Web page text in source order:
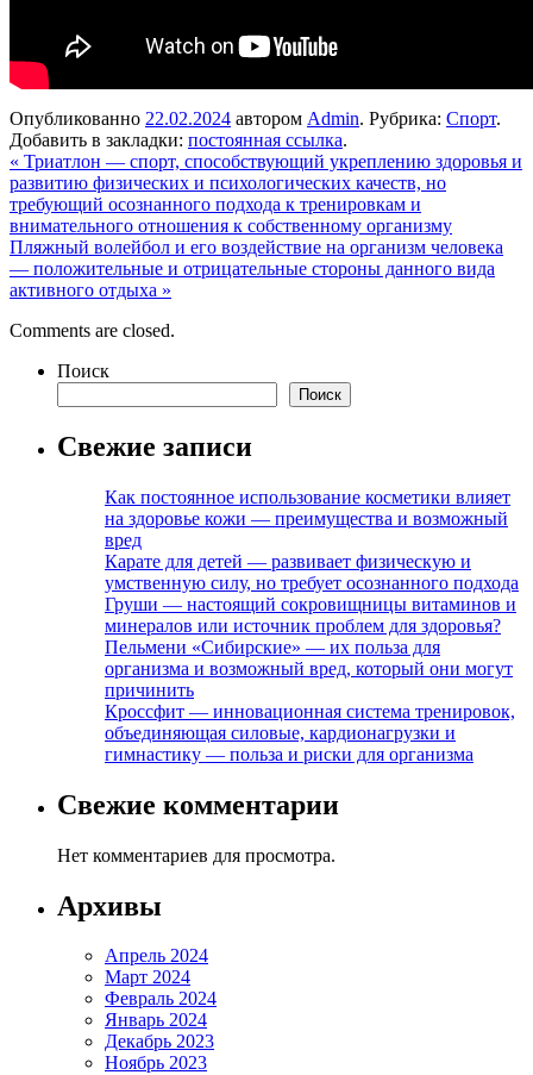
Опубликованно 22.02.2024 автором Admin. Рубрика: Спорт.
Добавить в закладки: постоянная ссылка.
« Триатлон — спорт, способствующий укреплению здоровья и
развитию физических и психологических качеств, но
требующий осознанного подхода к тренировкам и
внимательного отношения к собственному организму
Пляжный волейбол и его воздействие на организм человека
— положительные и отрицательные стороны данного вида
активного отдыха »
Comments are closed.
Поиск
Поиск
Свежие записи
Как постоянное использование косметики влияет
на здоровье кожи — преимущества и возможный
вред
Карате для детей — развивает физическую и
умственную силу, но требует осознанного подхода
Груши — настоящий сокровищницы витаминов и
минералов или источник проблем для здоровья?
Пельмени «Сибирские» — их польза для
организма и возможный вред, который они могут
причинить
Кроссфит — инновационная система тренировок,
объединяющая силовые, кардионагрузки и
гимнастику — польза и риски для организма
Свежие комментарии
Нет комментариев для просмотра.
Архивы
Апрель 2024
Март 2024
Февраль 2024
Январь 2024
Декабрь 2023
Ноябрь 2023